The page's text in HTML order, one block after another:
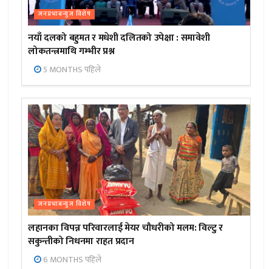
जनप्रभाबन्युज विशेष
नयाँ दलको बहुमत र मधेशी दलितको उपेक्षा : समावेशी
लोकतन्त्रमाथि गम्भीर प्रश्न
5 MONTHS पहिले
जनप्रभाबन्युज विशेष
लहानका विपन्न परिवारलाई मेयर चौधरीको मलम: विल्टु र
सकुन्तीको निधनमा राहत प्रदान
6 MONTHS पहिले